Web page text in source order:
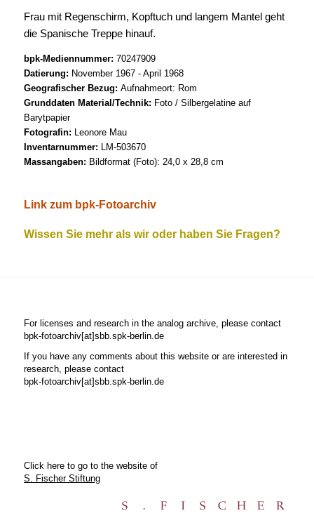
Frau mit Regenschirm, Kopftuch und langem Mantel geht
die Spanische Treppe hinauf.
bpk-Mediennummer: 70247909
Datierung: November 1967 - April 1968
Geografischer Bezug: Aufnahmeort: Rom
Grunddaten Material/Technik: Foto / Silbergelatine auf
Barytpapier
Fotografin: Leonore Mau
Inventarnummer: LM-503670
Massangaben: Bildformat (Foto): 24,0 x 28,8 cm
Link zum bpk-Fotoarchiv
Wissen Sie mehr als wir oder haben Sie Fragen?
For licenses and research in the analog archive, please contact
bpk-fotoarchiv[at]sbb.spk-berlin.de
If you have any comments about this website or are interested in
research, please contact
bpk-fotoarchiv[at]sbb.spk-berlin.de
Click here to go to the website of
S. Fischer Stiftung